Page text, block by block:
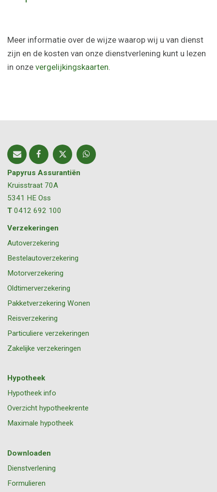
Meer informatie over de wijze waarop wij u van dienst
zijn en de kosten van onze dienstverlening kunt u lezen
in onze vergelijkingskaarten.
Papyrus Assurantiën
Kruisstraat 70A
5341 HE Oss
T 0412 692 100
Verzekeringen
Autoverzekering
Bestelautoverzekering
Motorverzekering
Oldtimerverzekering
Pakketverzekering Wonen
Reisverzekering
Particuliere verzekeringen
Zakelijke verzekeringen
Hypotheek
Hypotheek info
Overzicht hypotheekrente
Maximale hypotheek
Downloaden
Dienstverlening
Formulieren